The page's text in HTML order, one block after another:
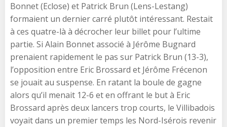
Bonnet (Eclose) et Patrick Brun (Lens-Lestang)
formaient un dernier carré plutôt intéressant. Restait
à ces quatre-là à décrocher leur billet pour l’ultime
partie. Si Alain Bonnet associé à Jérôme Bugnard
prenaient rapidement le pas sur Patrick Brun (13-3),
l’opposition entre Eric Brossard et Jérôme Frécenon
se jouait au suspense. En ratant la boule de gagne
alors qu’il menait 12-6 et en offrant le but à Eric
Brossard après deux lancers trop courts, le Villibadois
voyait dans un premier temps les Nord-Isérois revenir